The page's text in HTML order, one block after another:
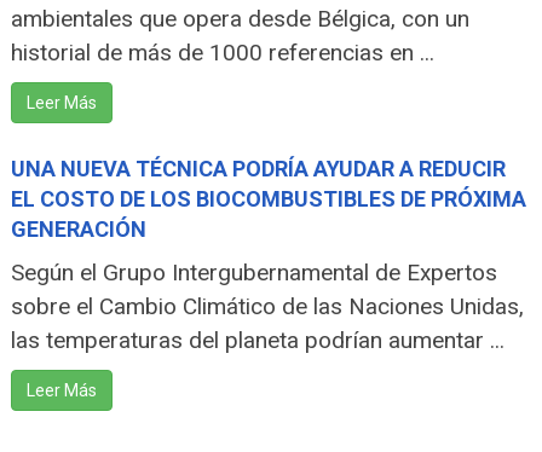
ambientales que opera desde Bélgica, con un
historial de más de 1000 referencias en ...
Leer Más
UNA NUEVA TÉCNICA PODRÍA AYUDAR A REDUCIR
EL COSTO DE LOS BIOCOMBUSTIBLES DE PRÓXIMA
GENERACIÓN
Según el Grupo Intergubernamental de Expertos
sobre el Cambio Climático de las Naciones Unidas,
las temperaturas del planeta podrían aumentar ...
Leer Más